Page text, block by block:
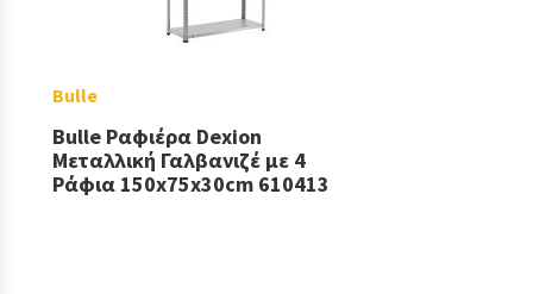
Bulle
Bulle Ραφιέρα Dexion
Μεταλλική Γαλβανιζέ με 4
Ράφια 150x75x30cm 610413